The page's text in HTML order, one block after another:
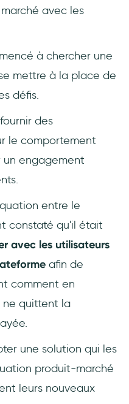
avec les
à chercher une
mettre à la place de
défis.
des
le comportement
engagement
entre le
constaté qu'il était
avec les utilisateurs
afin de
comment en
ne quittent la
une solution qui les
produit-marché
leurs nouveaux